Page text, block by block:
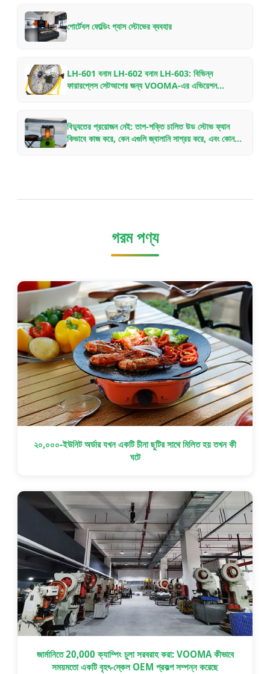
পোর্টেবল ফোল্ডিং গ্যাস স্টোভের ব্যবহার
LH-601 বনাম LH-602 বনাম LH-603: বিভিন্ন
ফায়ারপ্লেস সেটআপের জন্য VOOMA-এর এভিয়েশন
বিদ্যুতের প্রয়োজন নেই: তাপ-শক্তি চালিত উড স্টোভ ফ্যান
কিভাবে কাজ করে, কেন এগুলি জ্বালানি সাশ্রয় করে, এবং কোন
গরম পণ্য
২০,০০০-ইউনিট অর্ডার যখন একটি চীনা ছুটির সাথে মিলিত হয় তখন কী
ঘটে
জার্মানিতে 20,000 ক্যাম্পিং চুলা সরবরাহ করা: VOOMA কীভাবে
সময়মতো একটি বৃহৎ-স্কেল OEM প্রকল্প সম্পন্ন করেছে